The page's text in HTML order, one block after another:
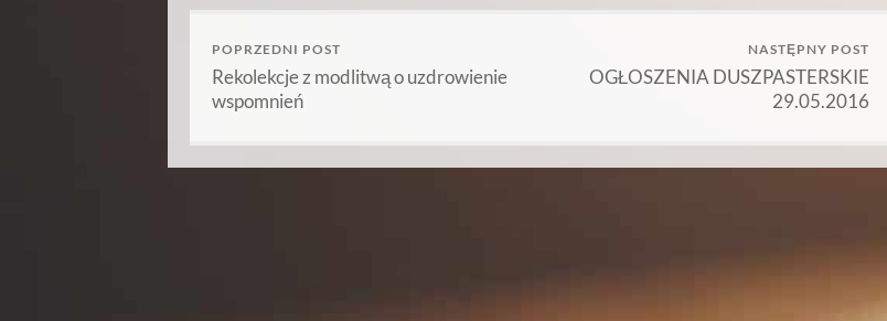
POPRZEDNI POST
Rekolekcje z modlitwą o uzdrowienie
wspomnień
NASTĘPNY POST
OGŁOSZENIA DUSZPASTERSKIE
29.05.2016